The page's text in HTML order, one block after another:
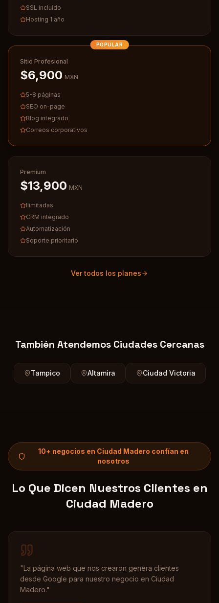
SSL incluido
Hosting 1 año
POPULAR
Sitio Profesional
$6,900 MXN
5-8 páginas
SEO on-page
Blog integrado
Correos corporativos
Premium
$13,900 MXN
Ilimitadas
CRM integrado
Automatización
Soporte prioritario
Ver todos los planes
También Atendemos Ciudades Cercanas
Tampico Altamira Ciudad Victoria
10+ negocios en Ciudad Madero confían en
nosotros
Lo Que Dicen Nuestros Clientes en
Ciudad Madero
"La página web que nos crearon genera clientes
desde Google para nuestro negocio en Ciudad
Madero."